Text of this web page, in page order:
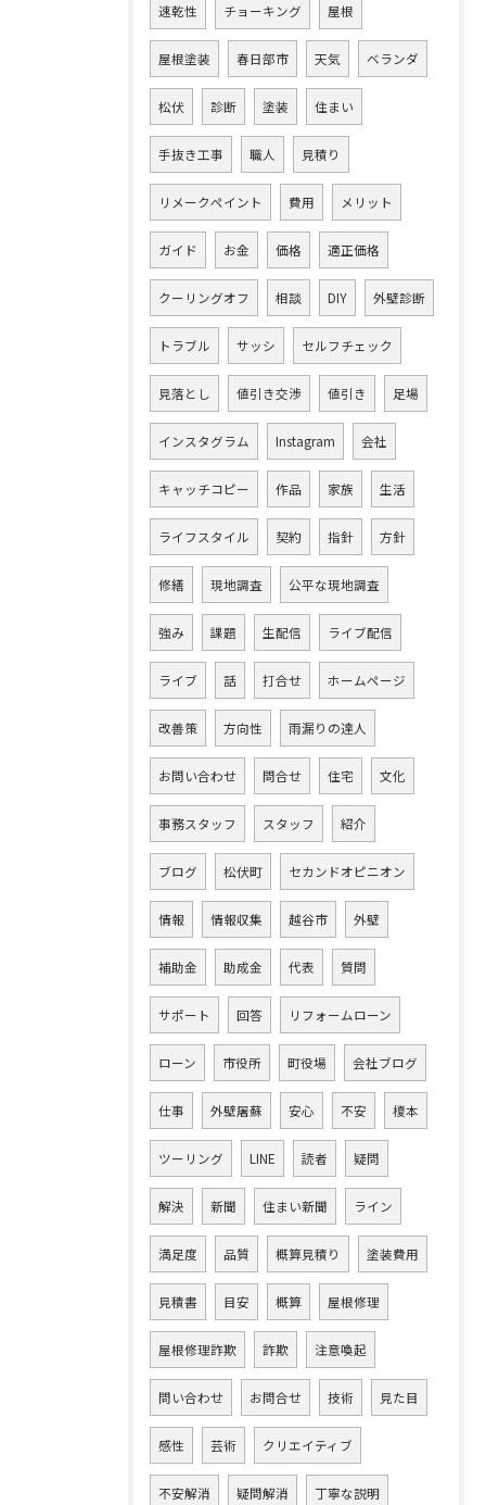
速乾性 チョーキング 屋根
屋根塗装 春日部市 天気 ベランダ
松伏 診断 塗装 住まい
手抜き工事 職人 見積り
リメークペイント 費用 メリット
ガイド お金 価格 適正価格
クーリングオフ 相談 DIY 外壁診断
トラブル サッシ セルフチェック
見落とし 値引き交渉 値引き 足場
インスタグラム Instagram 会社
キャッチコピー 作品 家族 生活
ライフスタイル 契約 指針 方針
修繕 現地調査 公平な現地調査
強み 課題 生配信 ライブ配信
ライブ 話 打合せ ホームページ
改善策 方向性 雨漏りの達人
お問い合わせ 問合せ 住宅 文化
事務スタッフ スタッフ 紹介
ブログ 松伏町 セカンドオピニオン
情報 情報収集 越谷市 外壁
補助金 助成金 代表 質問
サポート 回答 リフォームローン
ローン 市役所 町役場 会社ブログ
仕事 外壁屠蘇 安心 不安 榎本
ツーリング LINE 読者 疑問
解決 新聞 住まい新聞 ライン
満足度 品質 概算見積り 塗装費用
見積書 目安 概算 屋根修理
屋根修理詐欺 詐欺 注意喚起
問い合わせ お問合せ 技術 見た目
感性 芸術 クリエイティブ
不安解消 疑問解消 丁寧な説明